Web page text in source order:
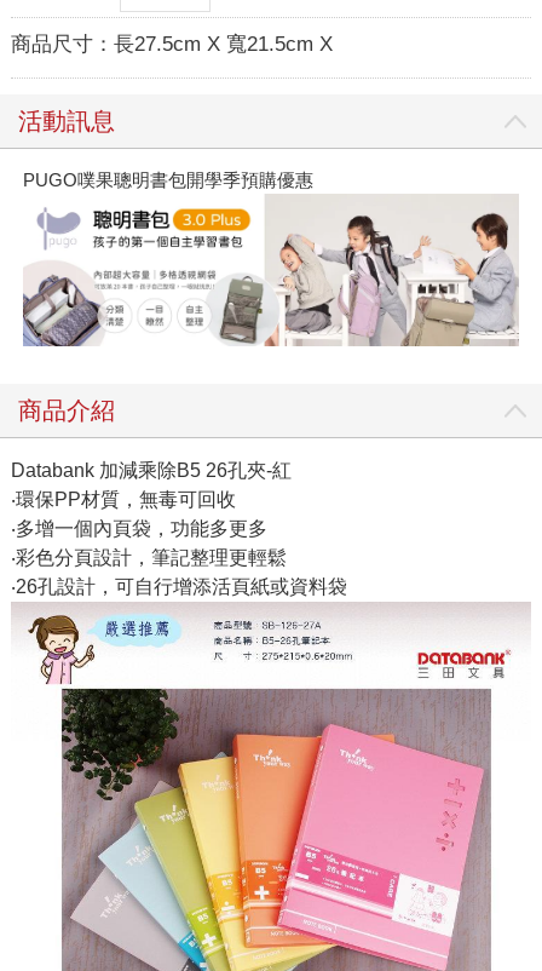
商品尺寸： 長27.5cm X 寬21.5cm X
活動訊息
PUGO噗果聰明書包開學季預購優惠
商品介紹
Databank 加減乘除B5 26孔夾-紅
‧環保PP材質，無毒可回收
‧多增一個內頁袋，功能多更多
‧彩色分頁設計，筆記整理更輕鬆
‧26孔設計，可自行增添活頁紙或資料袋